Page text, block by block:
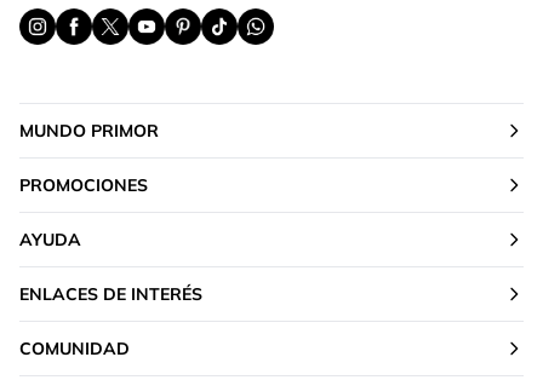
MUNDO PRIMOR
PROMOCIONES
AYUDA
ENLACES DE INTERÉS
COMUNIDAD